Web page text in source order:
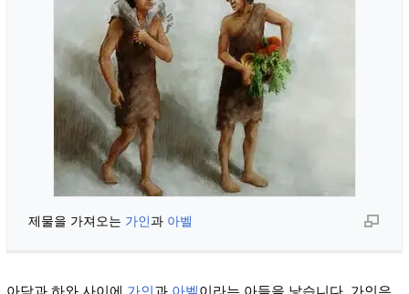
제물을 가져오는 가인과 아벨